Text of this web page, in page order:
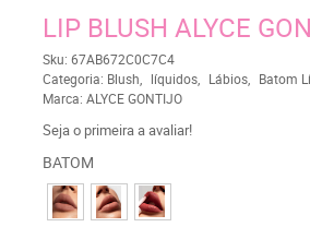
LIP BLUSH ALYCE
Sku: 67AB672C0C7C4
Categoria: Blush líquidos Lábios Batom
Marca: ALYCE GONTIJO
Seja o primeira a avaliar!
BATOM